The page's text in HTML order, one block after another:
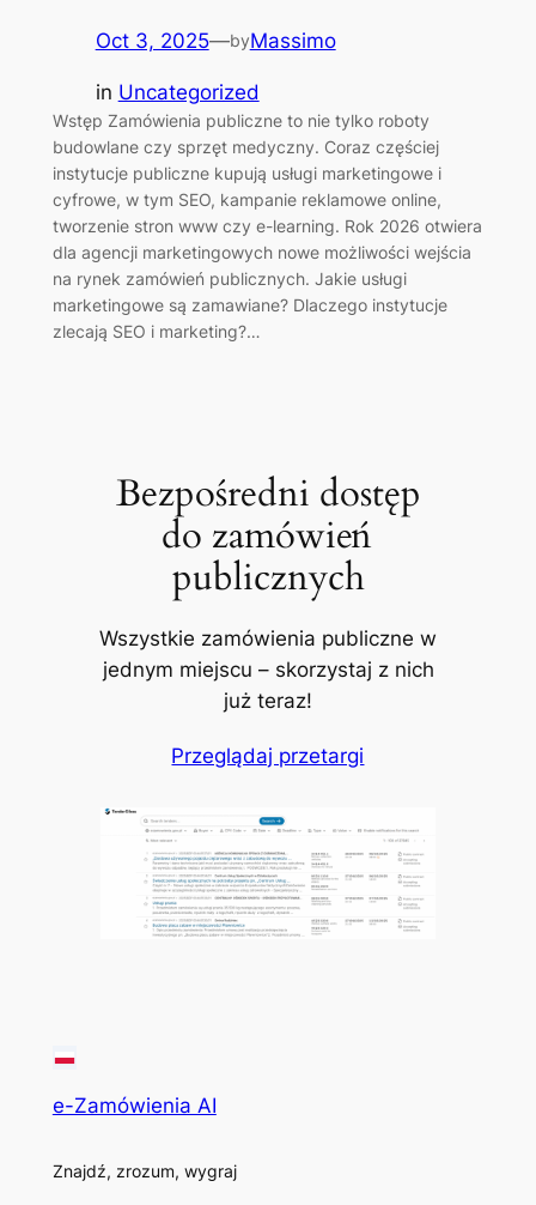
Oct 3, 2025—byMassimo
in Uncategorized
Wstęp Zamówienia publiczne to nie tylko roboty
budowlane czy sprzęt medyczny. Coraz częściej
instytucje publiczne kupują usługi marketingowe i
cyfrowe, w tym SEO, kampanie reklamowe online,
tworzenie stron www czy e-learning. Rok 2026 otwiera
dla agencji marketingowych nowe możliwości wejścia
na rynek zamówień publicznych. Jakie usługi
marketingowe są zamawiane? Dlaczego instytucje
zlecają SEO i marketing?…
Bezpośredni dostęp
do zamówień
publicznych
Wszystkie zamówienia publiczne w
jednym miejscu – skorzystaj z nich
już teraz!
Przeglądaj przetargi
e-Zamówienia AI
Znajdź, zrozum, wygraj